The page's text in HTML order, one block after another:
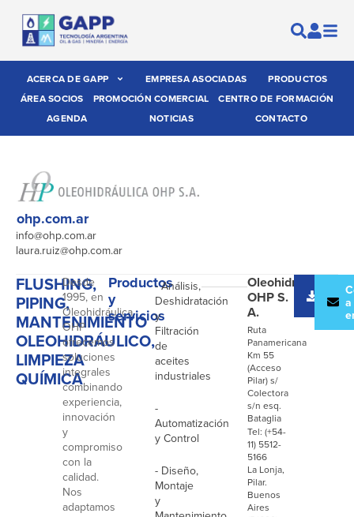
ACERCA DE GAPP EMPRESA ASOCIADAS
PRODUCTOS
ÁREA SOCIOS
PROMOCIÓN COMERCIAL
CENTRO DE FORMACIÓN
AGENDA
NOTICIAS CONTACTO
ohp.com.ar
info@ohp.com.ar
laura.ruiz@ohp.com.ar
FLUSHING,
PIPING,
MANTENIMIENTO
OLEOHIDRÁULICO,
LIMPIEZA
QUÍMICA
Desde
1995, en
Oleohidráulica
OHP
ofrecemos
soluciones
integrales
combinando
experiencia,
innovación
y
compromiso
con la
calidad.
Nos
adaptamos
Productos
y
servicios
- Análisis,
Deshidratación
y
Filtración
de
aceites
industriales
-
Automatización
y Control
- Diseño,
Montaje
y
Oleohidráulica
OHP S.
A.
Ruta
Panamericana
Km 55
(Acceso
Pilar) s/
Colectora
s/n esq.
Bataglia
Tel: (+54-
11) 5512-
5166
La Lonja,
Pilar.
Buenos
Aires